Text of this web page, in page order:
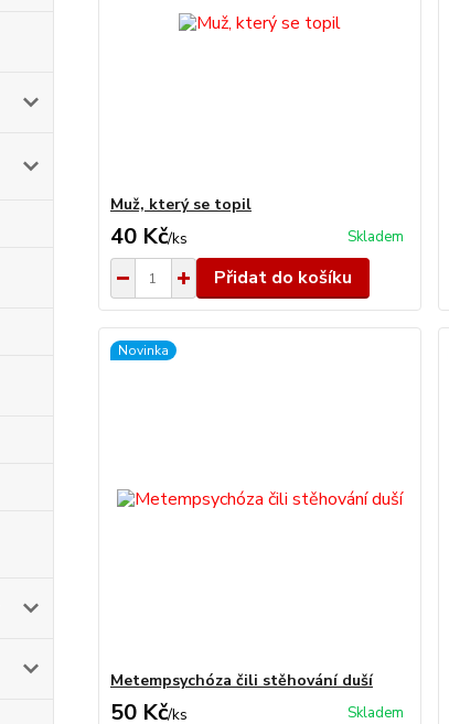
Muž, který se topil
40 Kč/ks Skladem
Přidat do košíku
Novinka
Metempsychóza čili stěhování duší
50 Kč/ks Skladem